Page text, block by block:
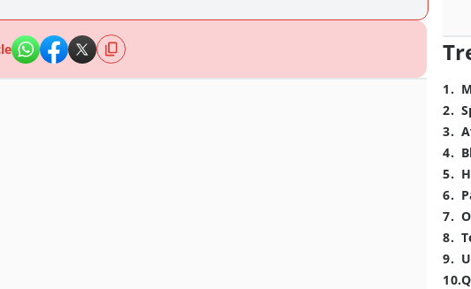
1.
2.
3.
4.
5.
6.
7.
8.
9.
10.